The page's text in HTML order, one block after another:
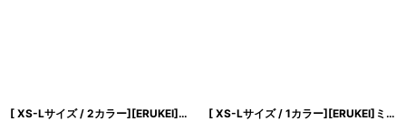
[ XS-Lサイズ / 2カラー][ERUKEI]花柄・ノースリーブ・Vネック・ティアード・フレア・Aライン・ミニドレス・ワンピース[送料無料] [ XS-Lサイズ / 1カラー][ERUKEI]ミニ・ホワイト×ブラック・レース・花柄・リボン・Aライン・ノースリーブ・ミニドレス・ワンピース[山崎みどり着用][送料無料]mybk